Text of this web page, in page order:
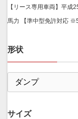
【リース専用車両】平成
馬力 【準中型免許対応
形状
サイズ